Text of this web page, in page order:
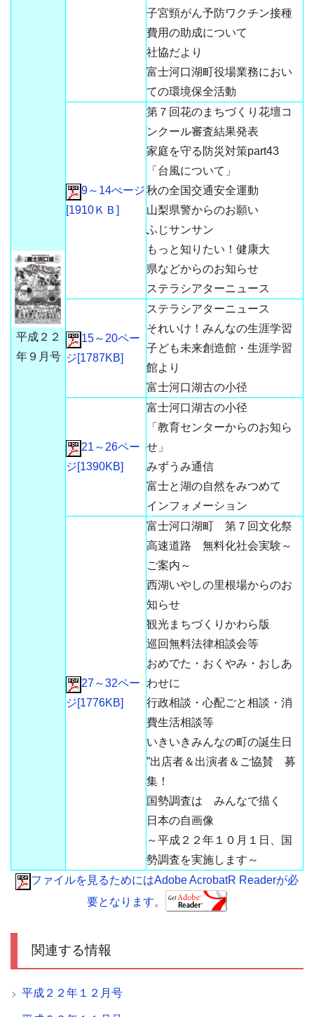
平成２２
年９月号
子宮頸がん予防ワクチン接種
費用の助成について
社協だより
富士河口湖町役場業務におい
ての環境保全活動
9～14ぺージ
[1910ＫＢ]
第７回花のまちづくり花壇コ
ンクール審査結果発表
家庭を守る防災対策part43
「台風について」
秋の全国交通安全運動
山梨県警からのお願い
ふじサンサン
もっと知りたい！健康大
県などからのお知らせ
ステラシアターニュース
15～20ペー
ジ[1787KB]
ステラシアターニュース
それいけ！みんなの生涯学習
子ども未来創造館・生涯学習
館より
富士河口湖古の小径
21～26ペー
ジ[1390KB]
富士河口湖古の小径
「教育センターからのお知ら
せ」
みずうみ通信
富士と湖の自然をみつめて
インフォメーション
27～32ペー
ジ[1776KB]
富士河口湖町 第７回文化祭
高速道路 無料化社会実験～
ご案内～
西湖いやしの里根場からのお
知らせ
観光まちづくりかわら版
巡回無料法律相談会等
おめでた・おくやみ・おしあ
わせに
行政相談・心配ごと相談・消
費生活相談等
いきいきみんなの町の誕生日
”出店者＆出演者＆ご協賛 募
集！
国勢調査は みんなで描く
日本の自画像
～平成２２年１０月１日、国
勢調査を実施します～
ファイルを見るためにはAdobe AcrobatR Readerが必
要となります。
関連する情報
平成２２年１２月号